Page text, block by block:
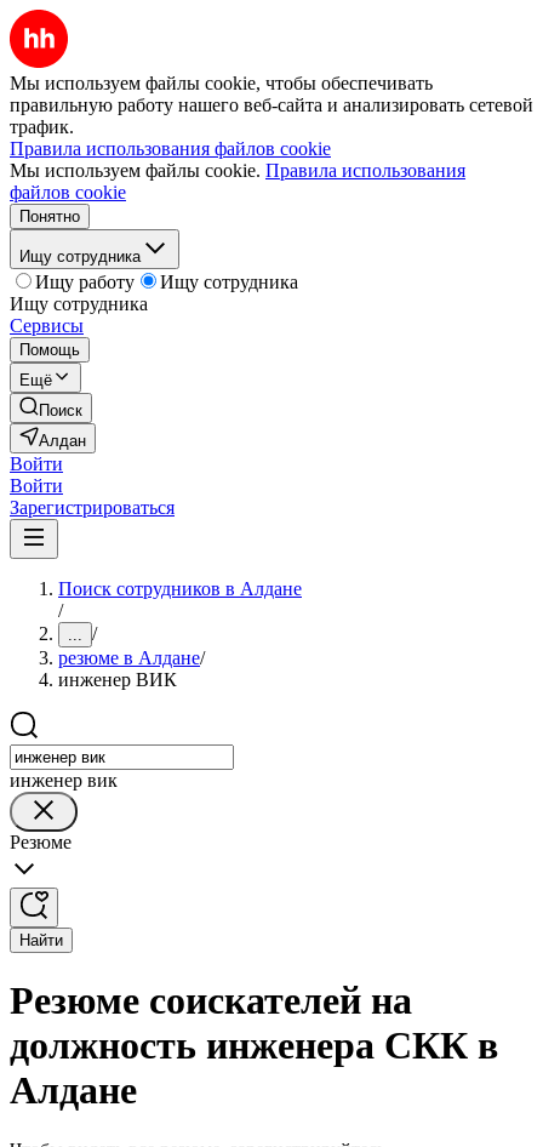
Мы используем файлы cookie, чтобы обеспечивать
правильную работу нашего веб-сайта и анализировать сетевой
трафик.
Правила использования файлов cookie
Мы используем файлы cookie. Правила использования
файлов cookie
Понятно
Ищу сотрудника
Ищу работу
Ищу сотрудника
Ищу сотрудника
Сервисы
Помощь
Ещё
Поиск
Алдан
Войти
Войти
Зарегистрироваться
Поиск сотрудников в Алдане
/
... /
резюме в Алдане/
инженер ВИК
инженер вик
Резюме
Найти
Резюме соискателей на
должность инженера СКК в
Алдане